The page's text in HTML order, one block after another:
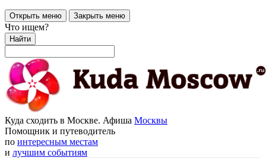
Открыть меню Закрыть меню
Что ищем?
Найти
Куда сходить в Москве. Афиша Москвы
Помощник и путеводитель
по интересным местам
и лучшим событиям